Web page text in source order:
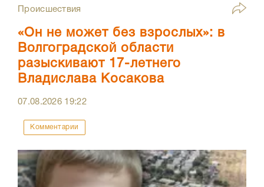
Происшествия
«Он не может без взрослых»: в
Волгоградской области
разыскивают 17-летнего
Владислава Косакова
07.08.2026 19:22
Комментарии